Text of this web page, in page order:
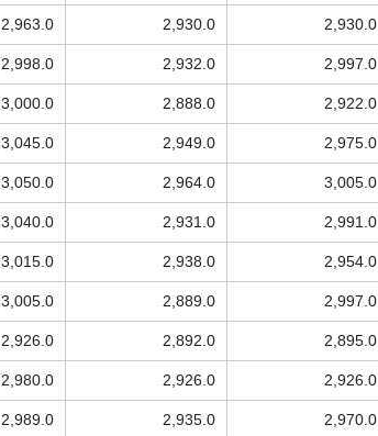
2,963.0 2,930.0 2,930.0
2,998.0 2,932.0 2,997.0
3,000.0 2,888.0 2,922.0
3,045.0 2,949.0 2,975.0
3,050.0 2,964.0 3,005.0
3,040.0 2,931.0 2,991.0
3,015.0 2,938.0 2,954.0
3,005.0 2,889.0 2,997.0
2,926.0 2,892.0 2,895.0
2,980.0 2,926.0 2,926.0
2,989.0 2,935.0 2,970.0